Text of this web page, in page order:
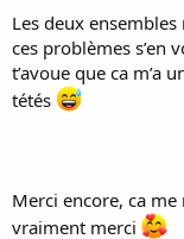
Les deux
ces problèmes s’en
t’avoue que ca m’a
tétés
Merci encore, ca
vraiment merci